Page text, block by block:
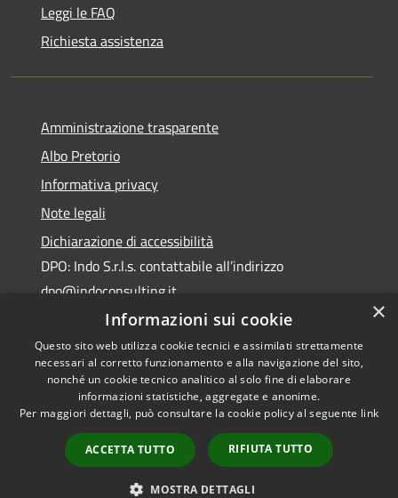
Leggi le FAQ
Richiesta assistenza
Amministrazione trasparente
Albo Pretorio
Informativa privacy
Note legali
Dichiarazione di accessibilità
DPO: Indo S.r.l.s. contattabile all’indirizzo
dpo@indoconsulting.it
Accessibilità
Copyright © 2026 • Comune di
Cassano All'Ionio • Powered by
Municipium•
Accesso
redazione
×
Informazioni sui cookie
Questo sito web utilizza cookie tecnici e assimilati strettamente
necessari al corretto funzionamento e alla navigazione del sito,
nonché un cookie tecnico analitico al solo fine di elaborare
informazioni statistiche, aggregate e anonime.
Per maggiori dettagli, può consultare la cookie policy al seguente link
ACCETTA TUTTO RIFIUTA TUTTO
MOSTRA DETTAGLI